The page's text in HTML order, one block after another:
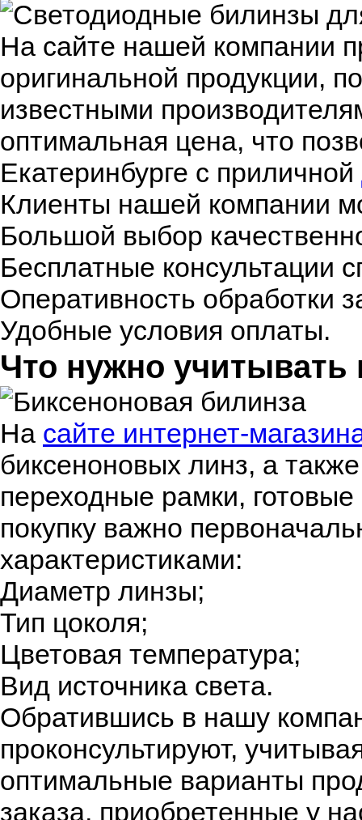
На сайте нашей компании
оригинальной продукции,
известными
оптимальная цена, что
Екатеринбурге с приличной
Клиенты нашей компании
Большой выбор
Бесплатные консультации
Оперативность обработки
Удобные условия оплаты.
Что нужно
На сайте интернет-
биксеноновых линз, а
переходные рамки,
покупку важно
характеристиками:
Диаметр линзы;
Тип цоколя;
Цветовая температура;
Вид источника света.
Обратившись в нашу
проконсультируют,
оптимальные варианты
заказа, приобретенные у